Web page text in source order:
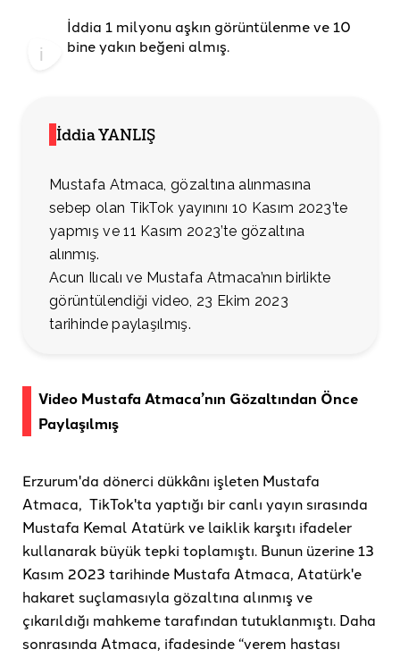
İddia 1 milyonu aşkın görüntülenme ve 10
bine yakın beğeni almış.
İddia YANLIŞ
Mustafa Atmaca, gözaltına alınmasına
sebep olan TikTok yayınını 10 Kasım 2023’te
yapmış ve 11 Kasım 2023’te gözaltına
alınmış.
Acun Ilıcalı ve Mustafa Atmaca’nın birlikte
görüntülendiği video, 23 Ekim 2023
tarihinde paylaşılmış.
Video Mustafa Atmaca’nın Gözaltından Önce
Paylaşılmış
Erzurum'da dönerci dükkânı işleten Mustafa
Atmaca, TikTok'ta yaptığı bir canlı yayın sırasında
Mustafa Kemal Atatürk ve laiklik karşıtı ifadeler
kullanarak büyük tepki toplamıştı. Bunun üzerine 13
Kasım 2023 tarihinde Mustafa Atmaca, Atatürk'e
hakaret suçlamasıyla gözaltına alınmış ve
çıkarıldığı mahkeme tarafından tutuklanmıştı. Daha
sonrasında Atmaca, ifadesinde “verem hastası